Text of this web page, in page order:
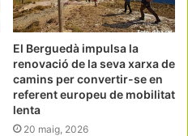
El Berguedà impulsa la
renovació de la seva xarxa de
camins per convertir-se en
referent europeu de mobilitat
lenta
20 maig, 2026